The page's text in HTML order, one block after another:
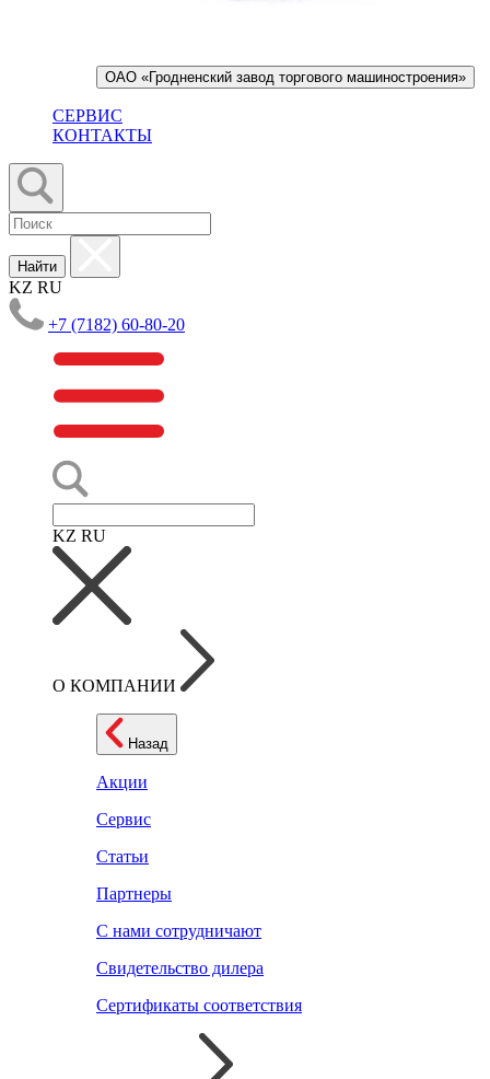
ОАО «Гродненский завод торгового машиностроения»
СЕРВИС
КОНТАКТЫ
Найти
KZ RU
+7 (7182) 60-80-20
KZ RU
О КОМПАНИИ
Назад
Акции
Сервис
Статьи
Партнеры
С нами сотрудничают
Свидетельство дилера
Сертификаты соответствия